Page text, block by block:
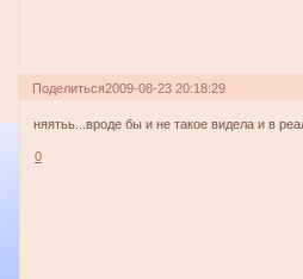
Поделиться2009-08-23 20:18:29
няятьь...вроде бы и не такое видела и в
0